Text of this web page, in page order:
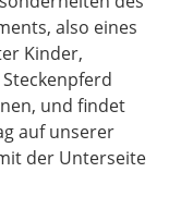
also eines
Kinder,
, und findet
auf unserer
der Unterseite